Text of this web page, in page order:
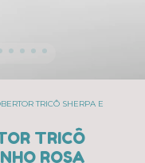
TRICÔ SHERPA E
TRICÔ
ROSA